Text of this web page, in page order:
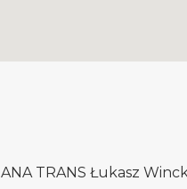
ANA TRANS Łukasz